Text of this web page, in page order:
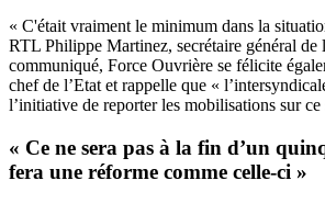
« C'était vraiment le minimum dans la
RTL Philippe Martinez, secrétaire général de
communiqué, Force Ouvrière se félicite
chef de l’Etat et rappelle que «
l’initiative de reporter les mobilisations sur ce
« Ce ne sera pas à la fin d’un
fera une réforme comme celle-ci »